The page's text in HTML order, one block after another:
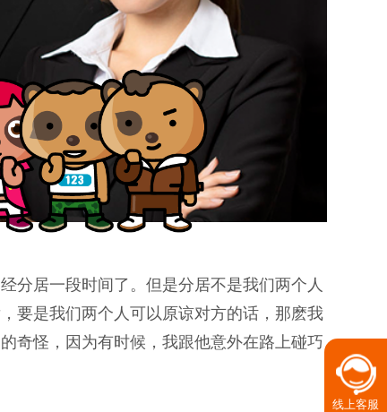
分居一段时间了。但是分居不是我们两个人
要是我们两个人可以原谅对方的话，那麽我
奇怪，因为有时候，我跟他意外在路上碰巧
线上客服